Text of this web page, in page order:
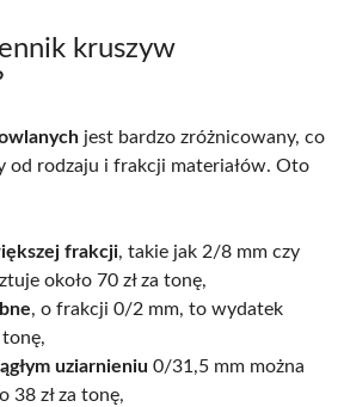
kruszyw
jest bardzo zróżnicowany, co
od rodzaju i frakcji materiałów. Oto
frakcji, takie jak 2/8 mm czy
około 70 zł za tonę,
, o frakcji 0/2 mm, to wydatek
tonę,
uziarnieniu 0/31,5 mm można
38 zł za tonę,